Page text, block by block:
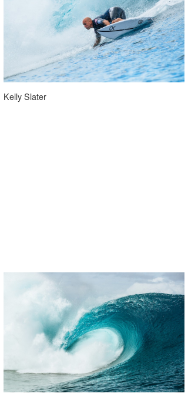
Kelly Slater